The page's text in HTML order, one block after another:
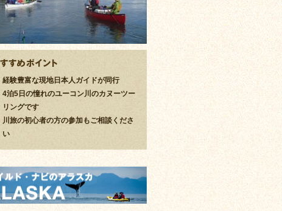
経験豊富な現地日本人ガイドが同行
4泊5日の憧れのユーコン川のカヌーツー
リングです
川旅の初心者の方の参加もご相談くださ
い